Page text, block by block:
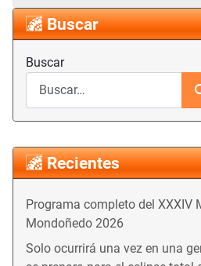
Buscar
Buscar
Recientes
Programa completo del XXXIV
Mondoñedo 2026
Solo ocurrirá una vez en una